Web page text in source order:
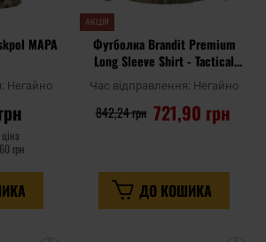
MAPA
Негайно
грн
АКЦІЯ
Футболка Brandit Premium
Long Sleeve Shirt - Tactical
Час відправлення: Негайно
721,90 грн
842,24 грн
ДО КОШИКА